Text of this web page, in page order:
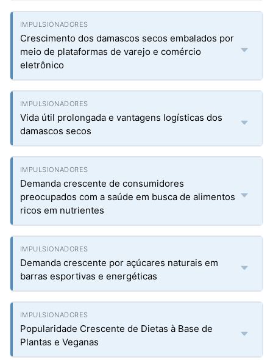
Crescimento dos damascos secos embalados por
meio de plataformas de varejo e comércio
eletrônico
Vida útil prolongada e vantagens logísticas dos
damascos secos
Demanda crescente de consumidores
preocupados com a saúde em busca de alimentos
ricos em nutrientes
Demanda crescente por açúcares naturais em
barras esportivas e energéticas
Popularidade Crescente de Dietas à Base de
Plantas e Veganas